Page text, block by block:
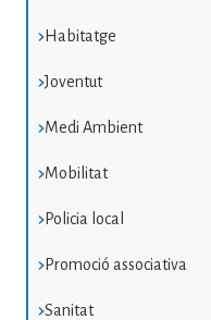
Habitatge
Joventut
Medi Ambient
Mobilitat
Policia local
Promoció associativa
Sanitat